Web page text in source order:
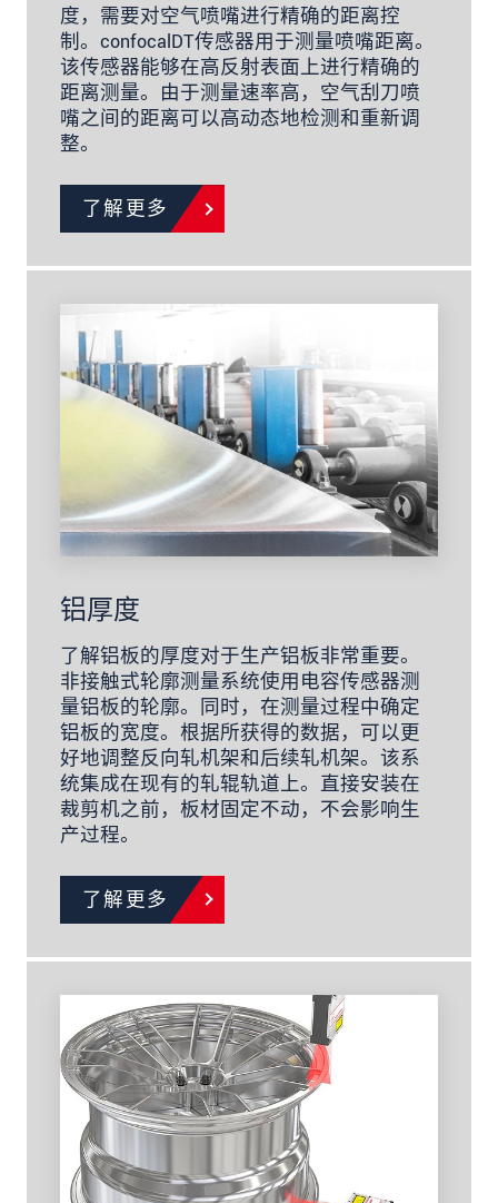
度，需要对空气喷嘴进行精确的距离控
制。confocalDT传感器用于测量喷嘴距离。
该传感器能够在高反射表面上进行精确的
距离测量。由于测量速率高，空气刮刀喷
嘴之间的距离可以高动态地检测和重新调
整。
了解更多
铝厚度
了解铝板的厚度对于生产铝板非常重要。
非接触式轮廓测量系统使用电容传感器测
量铝板的轮廓。同时，在测量过程中确定
铝板的宽度。根据所获得的数据，可以更
好地调整反向轧机架和后续轧机架。该系
统集成在现有的轧辊轨道上。直接安装在
裁剪机之前，板材固定不动，不会影响生
产过程。
了解更多